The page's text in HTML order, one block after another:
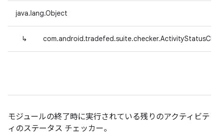
java.lang.Object
↳
モジュールの終了時に実行されている残りのアクティビテ
ィのステータス チェッカー。